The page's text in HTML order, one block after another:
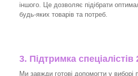
іншого. Це дозволяє підібрати
будь-яких товарів та потреб.
3. Підтримка спеціалістів
Ми завжди готові допомогти у виборі